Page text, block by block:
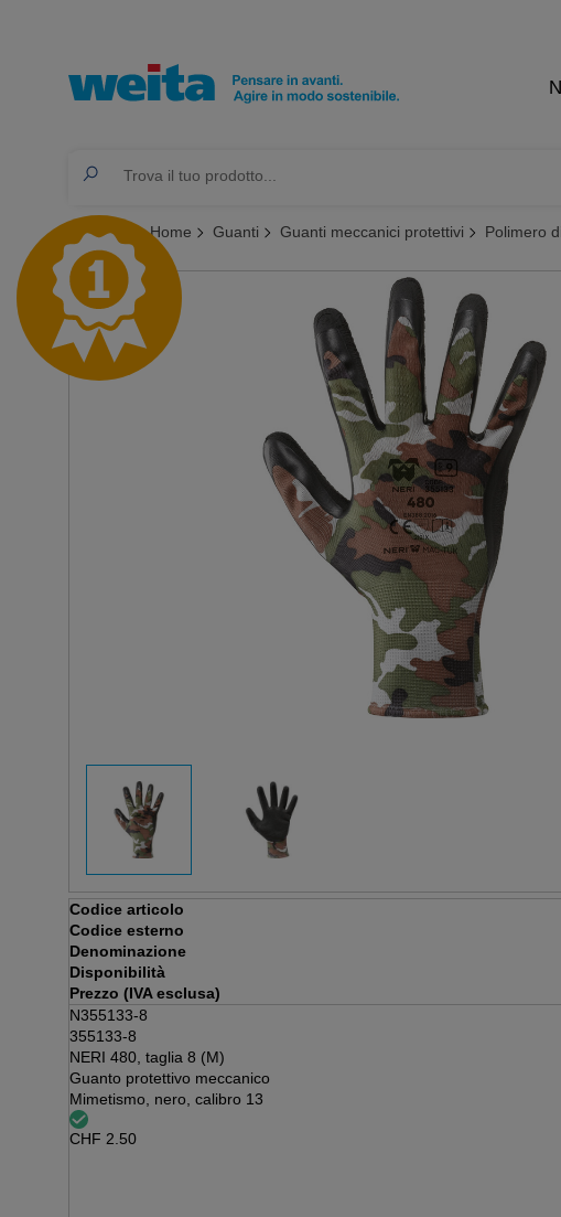
Ti trovi qui: Home Guanti Guanti meccanici protettivi Polimero
Codice articolo
Codice esterno
Denominazione
Disponibilità
Prezzo (IVA esclusa)
N355133-8
355133-8
NERI 480, taglia 8 (M)
Guanto protettivo meccanico
Mimetismo, nero, calibro 13
CHF 2.50